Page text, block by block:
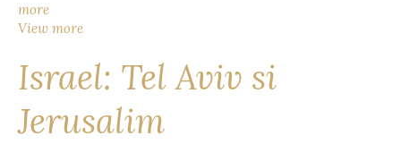
more
View more
Israel: Tel Aviv si
Jerusalim